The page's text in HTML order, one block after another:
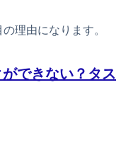
理由になります。
できない？タス